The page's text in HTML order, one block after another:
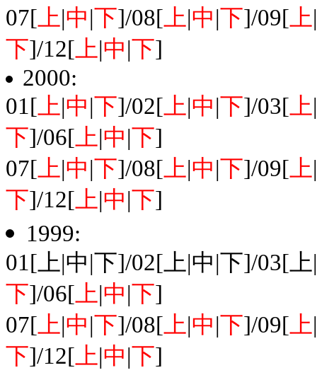
07[ 上|中|下]/08[ 上|中|下]/09[ 上|
下]/12[ 上|中|下]
2000:
01[ 上|中|下]/02[ 上|中|下]/03[ 上|
下]/06[ 上|中|下]
07[ 上|中|下]/08[ 上|中|下]/09[ 上|
下]/12[ 上|中|下]
1999:
01[上|中|下]/02[上|中|下]/03[
下]/06[ 上|中|下]
07[ 上|中|下]/08[ 上|中|下]/09[ 上|
下]/12[ 上|中|下]